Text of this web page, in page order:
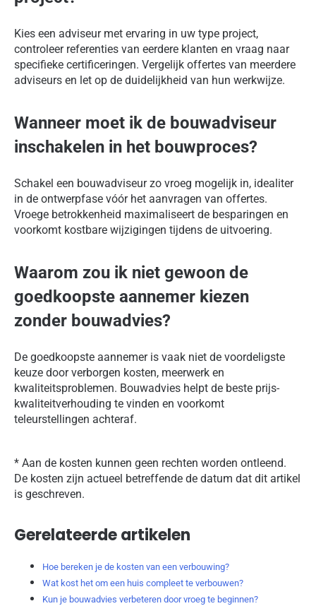
Kies een adviseur met ervaring in uw type project,
controleer referenties van eerdere klanten en vraag naar
specifieke certificeringen. Vergelijk offertes van meerdere
adviseurs en let op de duidelijkheid van hun werkwijze.
Wanneer moet ik de bouwadviseur
inschakelen in het bouwproces?
Schakel een bouwadviseur zo vroeg mogelijk in, idealiter
in de ontwerpfase vóór het aanvragen van offertes.
Vroege betrokkenheid maximaliseert de besparingen en
voorkomt kostbare wijzigingen tijdens de uitvoering.
Waarom zou ik niet gewoon de
goedkoopste aannemer kiezen
zonder bouwadvies?
De goedkoopste aannemer is vaak niet de voordeligste
keuze door verborgen kosten, meerwerk en
kwaliteitsproblemen. Bouwadvies helpt de beste prijs-
kwaliteitverhouding te vinden en voorkomt
teleurstellingen achteraf.
* Aan de kosten kunnen geen rechten worden ontleend.
De kosten zijn actueel betreffende de datum dat dit artikel
is geschreven.
Gerelateerde artikelen
Hoe bereken je de kosten van een verbouwing?
Wat kost het om een huis compleet te verbouwen?
Kun je bouwadvies verbeteren door vroeg te beginnen?